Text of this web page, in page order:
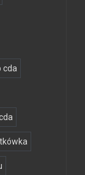
cda